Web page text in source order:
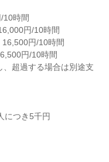
10時間
円/10時間
円/10時間
円/10時間
超過する場合は別途支
につき5千円